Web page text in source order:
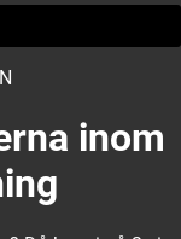
inom